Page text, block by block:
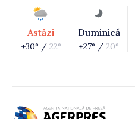
Astăzi
+30° / 22°
Duminică
+27° / 20°